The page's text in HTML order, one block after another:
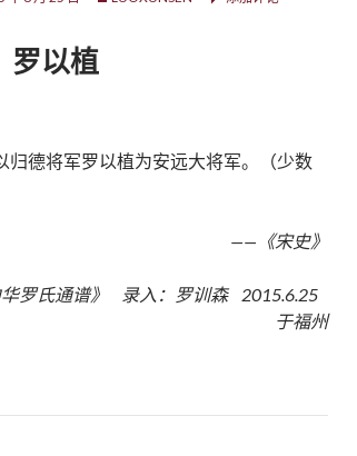
罗以植
归德将军罗以植为安远大将军。（少数
——《宋史》
罗氏通谱》 录入：罗训森 2015.6.25
于福州